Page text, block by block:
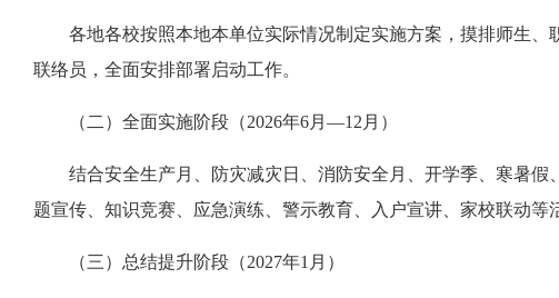
各地各校按照本地本单位实际情况制定实施方案，摸排师生、
联络员，全面安排部署启动工作。
（二）全面实施阶段（2026年6月—12月）
结合安全生产月、防灾减灾日、消防安全月、开学季、寒暑假
题宣传、知识竞赛、应急演练、警示教育、入户宣讲、家校联动等
（三）总结提升阶段（2027年1月）